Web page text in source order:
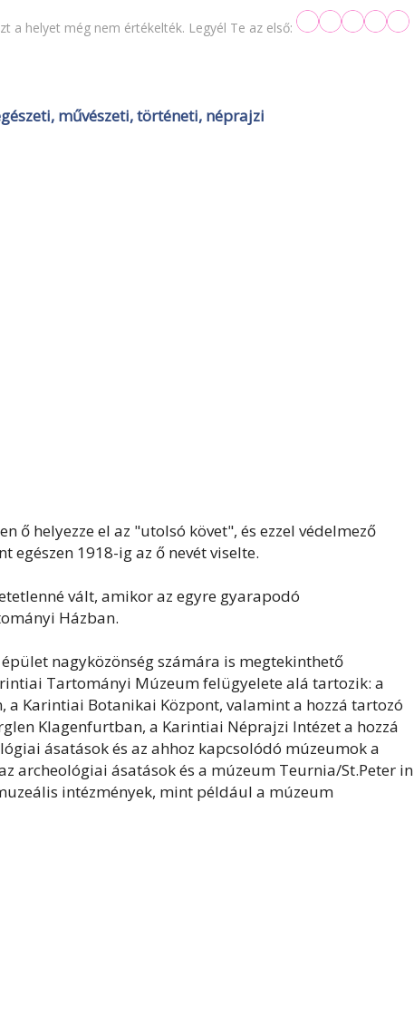
a helyet még nem értékelték. Legyél Te az első:
művészeti, történeti, néprajzi
ő helyezze el az "utolsó követ", és ezzel védelmező
egészen 1918-ig az ő nevét viselte.
vált, amikor az egyre gyarapodó
Házban.
nagyközönség számára is megtekinthető
Tartományi Múzeum felügyelete alá tartozik: a
Karintiai Botanikai Központ, valamint a hozzá tartozó
Klagenfurtban, a Karintiai Néprajzi Intézet a hozzá
ásatások és az ahhoz kapcsolódó múzeumok a
archeológiai ásatások és a múzeum Teurnia/St.Peter in
intézmények, mint például a múzeum